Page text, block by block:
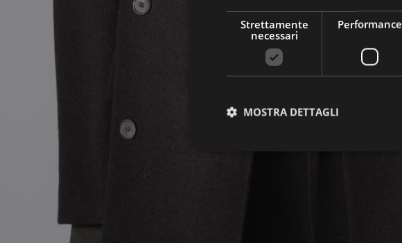
Strettamente
necessari
Performance
MOSTRA DETTAGLI